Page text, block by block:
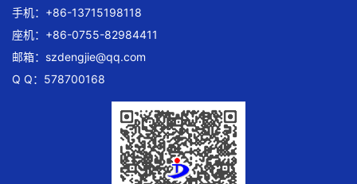
手机：+86-13715198118
座机：+86-0755-82984411
邮箱： szdengjie@qq.com
Q Q：578700168